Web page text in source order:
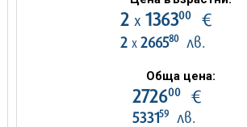
2 х 136300€
2 х 266580лв.
Обща цена:
272600€
533159лв.